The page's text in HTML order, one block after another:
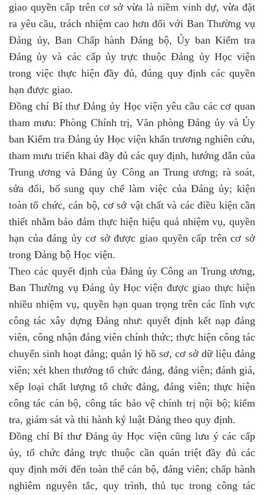
giao quyền cấp trên cơ sở vừa là niềm vinh dự, vừa đặt
ra yêu cầu, trách nhiệm cao hơn đối với Ban Thường vụ
Đảng ủy, Ban Chấp hành Đảng bộ, Ủy ban Kiểm tra
Đảng ủy và các cấp ủy trực thuộc Đảng ủy Học viện
trong việc thực hiện đầy đủ, đúng quy định các quyền
hạn được giao.
Đồng chí Bí thư Đảng ủy Học viện yêu cầu các cơ quan
tham mưu: Phòng Chính trị, Văn phòng Đảng ủy và Ủy
ban Kiểm tra Đảng ủy Học viện khẩn trương nghiên cứu,
tham mưu triển khai đầy đủ các quy định, hướng dẫn của
Trung ương và Đảng ủy Công an Trung ương; rà soát,
sửa đổi, bổ sung quy chế làm việc của Đảng ủy; kiện
toàn tổ chức, cán bộ, cơ sở vật chất và các điều kiện cần
thiết nhằm bảo đảm thực hiện hiệu quả nhiệm vụ, quyền
hạn của đảng ủy cơ sở được giao quyền cấp trên cơ sở
trong Đảng bộ Học viện.
Theo các quyết định của Đảng ủy Công an Trung ương,
Ban Thường vụ Đảng ủy Học viện được giao thực hiện
nhiều nhiệm vụ, quyền hạn quan trọng trên các lĩnh vực
công tác xây dựng Đảng như: quyết định kết nạp đảng
viên, công nhận đảng viên chính thức; thực hiện công tác
chuyển sinh hoạt đảng; quản lý hồ sơ, cơ sở dữ liệu đảng
viên; xét khen thưởng tổ chức đảng, đảng viên; đánh giá,
xếp loại chất lượng tổ chức đảng, đảng viên; thực hiện
công tác cán bộ, công tác bảo vệ chính trị nội bộ; kiểm
tra, giám sát và thi hành kỷ luật Đảng theo quy định.
Đồng chí Bí thư Đảng ủy Học viện cũng lưu ý các cấp
ủy, tổ chức đảng trực thuộc cần quán triệt đầy đủ các
quy định mới đến toàn thể cán bộ, đảng viên; chấp hành
nghiêm nguyên tắc, quy trình, thủ tục trong công tác